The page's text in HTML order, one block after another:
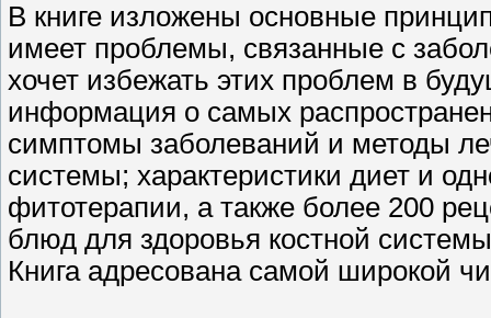
В книге изложены основные
имеет проблемы, связанные с
хочет избежать этих проблем в
информация о самых
симптомы заболеваний и методы
системы; характеристики диет и
фитотерапии, а также более 200
блюд для здоровья костной
Книга адресована самой широкой